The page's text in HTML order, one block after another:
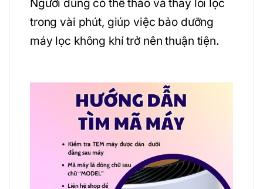
Người dùng có thể tháo và thay lõi lọc
trong vài phút, giúp việc bảo dưỡng
máy lọc không khí trở nên thuận tiện.